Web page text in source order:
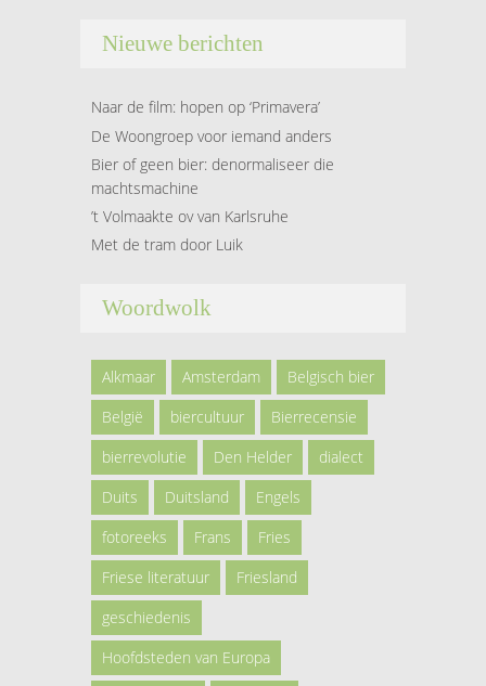
Nieuwe berichten
Naar de film: hopen op ‘Primavera’
De Woongroep voor iemand anders
Bier of geen bier: denormaliseer die
machtsmachine
’t Volmaakte ov van Karlsruhe
Met de tram door Luik
Woordwolk
Alkmaar Amsterdam
Belgisch bier
België
biercultuur
Bierrecensie
bierrevolutie
Den Helder
dialect
Duits
Duitsland
Engels
fotoreeks
Frans
Fries
Friese literatuur
Friesland
geschiedenis
Hoofdsteden van Europa